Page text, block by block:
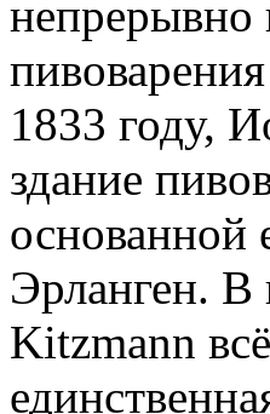
непрерывно
1833 году,
здание
основанной
Эрланген. В
Kitzmann